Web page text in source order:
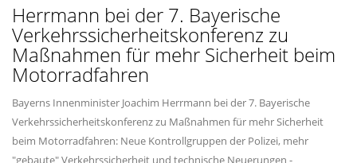
Herrmann bei der 7. Bayerische
Verkehrssicherheitskonferenz zu
Maßnahmen für mehr Sicherheit beim
Motorradfahren
Bayerns Innenminister Joachim Herrmann bei der 7. Bayerische
Verkehrssicherheitskonferenz zu Maßnahmen für mehr Sicherheit
beim Motorradfahren: Neue Kontrollgruppen der Polizei, mehr
"gebaute" Verkehrssicherheit und technische Neuerungen -